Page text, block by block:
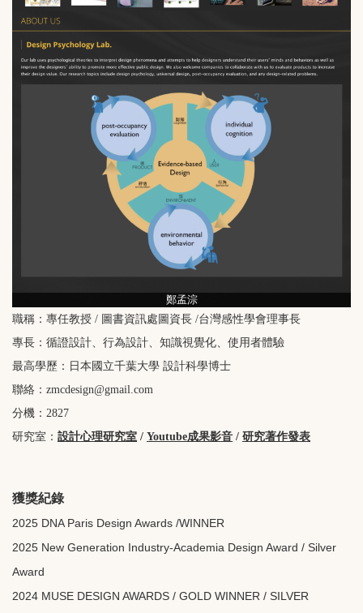
鄭孟淙
職稱：專任教授 / 圖書資訊處圖資長 /台灣感性學會理事長
專長：循證設計、行為設計、知識視覺化、使用者體驗
最高學歷：日本國立千葉大學 設計科學博士
聯絡： zmcdesign@gmail.com
分機：2827
研究室： 設計心理研究室 / Youtube成果影音 / 研究著作發表
獲獎紀錄
2025 DNA Paris Design Awards /WINNER
2025 New Generation Industry-Academia Design Award / Silver
Award
2024 MUSE DESIGN AWARDS / GOLD WINNER / SILVER